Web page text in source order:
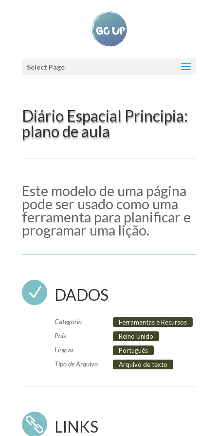
Select Page
Diário Espacial Principia:
plano de aula
Este modelo de uma página
pode ser usado como uma
ferramenta para planificar e
programar uma lição.
N DADOS
Categoria Ferramentas e Recursos
País Reino Unido
Língua Português
Tipo de Arquivo Arquivo de texto
 LINKS